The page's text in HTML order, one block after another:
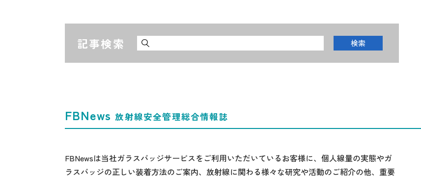
記事検索 検索
FBNews放射線安全管理総合情報誌
FBNewsは当社ガラスバッジサービスをご利用いただいているお客様に、個人線量の実態やガ
ラスバッジの正しい装着方法のご案内、放射線に関わる様々な研究や活動のご紹介の他、重要